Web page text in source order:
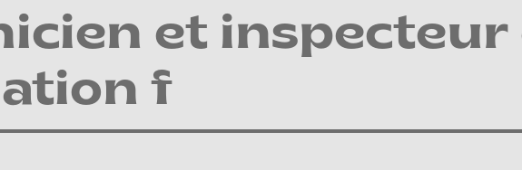
et inspecteur
f